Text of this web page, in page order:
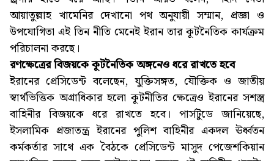
আয়াতুল্লাহ খামেনির দেখানো পথ অনুযায়ী সম্মান, প্রজ্ঞা ও
উপযোগিতা এই তিন নীতি মেনেই ইরান তার কূটনৈতিক কার্যক্রম
পরিচালনা করছে।
রণক্ষেত্রের বিজয়কে কূটনৈতিক অঙ্গনেও ধরে রাখতে হবে
ইরানের প্রেসিডেন্ট বলেছেন, যুক্তিসঙ্গত, যৌক্তিক ও জাতীয়
স্বার্থভিত্তিক অগ্রাধিকার হলো কূটনীতির ক্ষেত্রেও ইরানের সশস্ত্র
বাহিনীর বিজয়কে ধরে রাখতে হবে। পার্সটুডে জানিয়েছে,
ইসলামিক প্রজাতন্ত্র ইরানের পুলিশ বাহিনীর একদল ঊর্ধ্বতন
কর্মকর্তার সাথে এক বৈঠকে প্রেসিডেন্ট মাসুদ পেজেশকিয়ান